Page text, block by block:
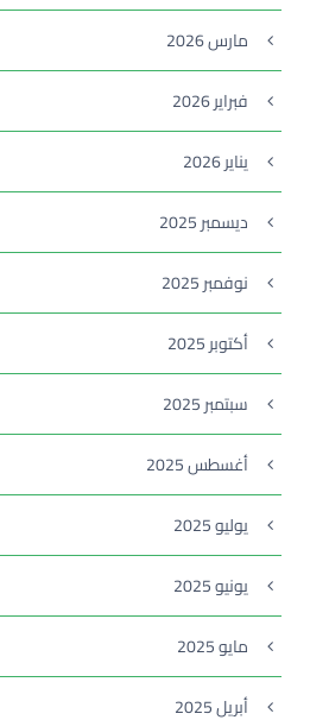
مارس 2026
فبراير 2026
يناير 2026
ديسمبر 2025
نوفمبر 2025
أكتوبر 2025
سبتمبر 2025
أغسطس 2025
يوليو 2025
يونيو 2025
مايو 2025
أبريل 2025